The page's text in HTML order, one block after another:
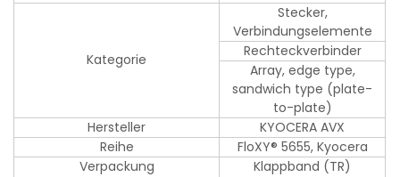
Kategorie
Stecker,
Verbindungselemente
Rechteckverbinder
Array, edge type,
sandwich type (plate-
to-plate)
Hersteller
KYOCERA AVX
Reihe
FloXY® 5655, Kyocera
Verpackung
Klappband (TR)